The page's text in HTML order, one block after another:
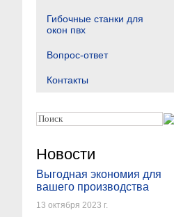
Гибочные станки для
окон пвх
Вопрос-ответ
Контакты
Новости
Выгодная экономия для
вашего производства
13 октября 2023 г.